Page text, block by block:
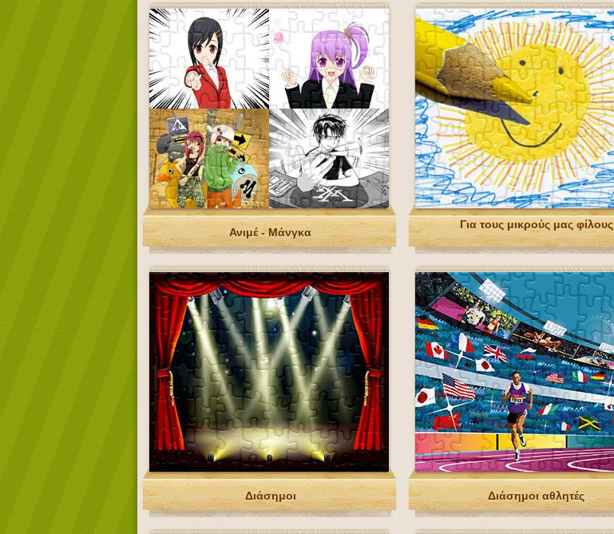
Ανιμέ - Μάνγκα
Για τους μικρούς μας φίλους
Διάσημοι Διάσημοι αθλητές